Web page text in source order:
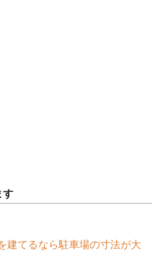
す
建てるなら駐車場の寸法が大